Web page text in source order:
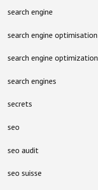
search engine
search engine optimisation
search engine optimization
search engines
secrets
seo
seo audit
seo suisse